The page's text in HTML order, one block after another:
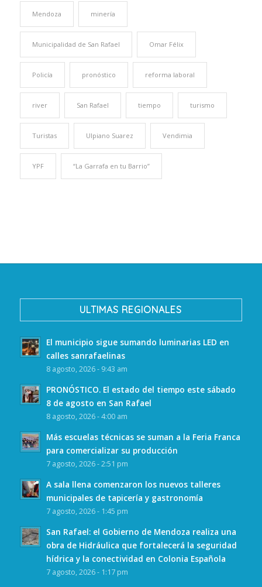
Mendoza minería
Municipalidad de San Rafael Omar Félix
Policía pronóstico reforma laboral
river San Rafael tiempo turismo
Turistas Ulpiano Suarez Vendimia
YPF “La Garrafa en tu Barrio”
ULTIMAS REGIONALES
El municipio sigue sumando luminarias LED en
calles sanrafaelinas
8 agosto, 2026 - 9:43 am
PRONÓSTICO. El estado del tiempo este sábado
8 de agosto en San Rafael
8 agosto, 2026 - 4:00 am
Más escuelas técnicas se suman a la Feria Franca
para comercializar su producción
7 agosto, 2026 - 2:51 pm
A sala llena comenzaron los nuevos talleres
municipales de tapicería y gastronomía
7 agosto, 2026 - 1:45 pm
San Rafael: el Gobierno de Mendoza realiza una
obra de Hidráulica que fortalecerá la seguridad
hídrica y la conectividad en Colonia Española
7 agosto, 2026 - 1:17 pm